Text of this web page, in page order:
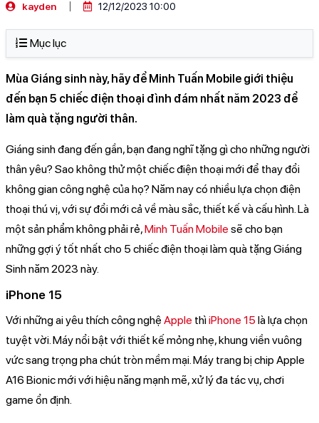
kayden 12/12/2023 10:00
Mục lục
Mùa Giáng sinh này, hãy để Minh Tuấn Mobile giới thiệu
đến bạn 5 chiếc điện thoại đình đám nhất năm 2023 để
làm quà tặng người thân.
Giáng sinh đang đến gần, bạn đang nghĩ tặng gì cho những người
thân yêu? Sao không thử một chiếc điện thoại mới để thay đổi
không gian công nghệ của họ? Năm nay có nhiều lựa chọn điện
thoại thú vị, với sự đổi mới cả về màu sắc, thiết kế và cấu hình. Là
một sản phẩm không phải rẻ,Minh Tuấn Mobile sẽ cho bạn
những gợi ý tốt nhất cho 5 chiếc điện thoại làm quà tặng Giáng
Sinh năm 2023 này.
iPhone 15
Với những ai yêu thích công nghệ Apple thìiPhone 15 là lựa chọn
tuyệt vời. Máy nổi bật với thiết kế mỏng nhẹ, khung viền vuông
vức sang trọng pha chút tròn mềm mại. Máy trang bị chip Apple
A16 Bionic mới với hiệu năng mạnh mẽ, xử lý đa tác vụ, chơi
game ổn định.